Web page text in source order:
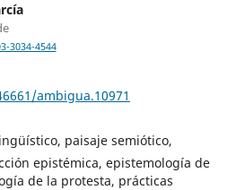
3034-4544
ambigua.10971
paisaje semiótico,
epistémica, epistemología de
de la protesta, prácticas